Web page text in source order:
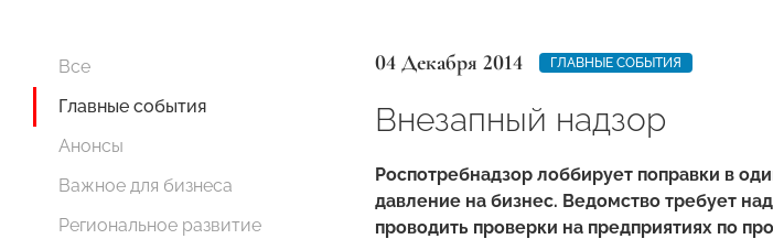
Все
Главные события
Анонсы
Важное для бизнеса
Региональное развитие
04 Декабря 2014 ГЛАВНЫЕ СОБЫТИЯ
Внезапный надзор
Роспотребнадзор лоббирует поправки в
давление на бизнес. Ведомство требует
проводить проверки на предприятиях по